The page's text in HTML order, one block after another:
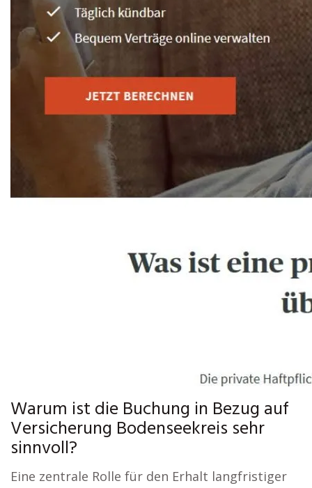
Warum ist die Buchung in Bezug auf
Versicherung Bodenseekreis sehr
sinnvoll?
Eine zentrale Rolle für den Erhalt langfristiger